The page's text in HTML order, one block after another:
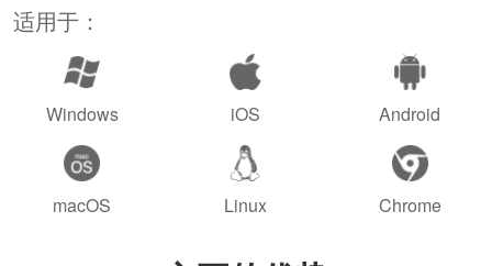
适用于：
Windows iOS Android
macOS Linux Chrome